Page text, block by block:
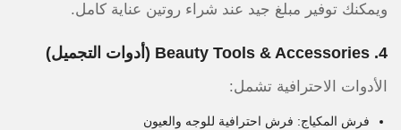
ويمكنك توفير مبلغ جيد عند شراء روتين عناية كامل.
4. Beauty Tools & Accessories (أدوات التجميل)
الأدوات الاحترافية تشمل:
فرش المكياج: فرش احترافية للوجه والعيون